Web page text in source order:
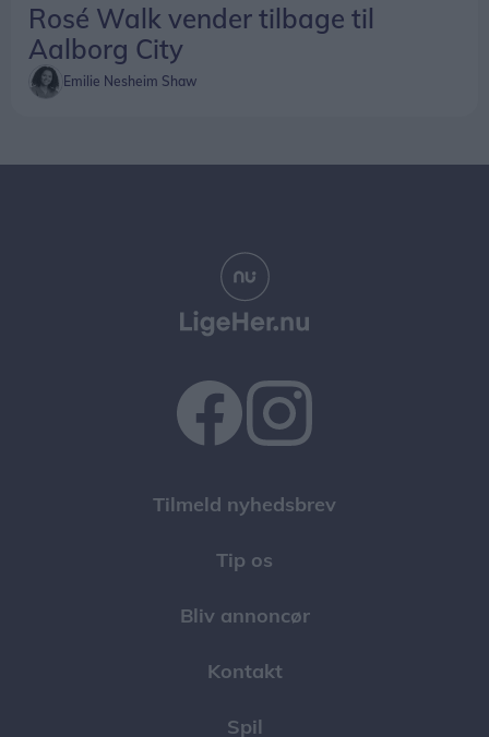
Rosé Walk vender tilbage til
Aalborg City
Emilie Nesheim Shaw
Tilmeld nyhedsbrev
Tip os
Bliv annoncør
Kontakt
Spil